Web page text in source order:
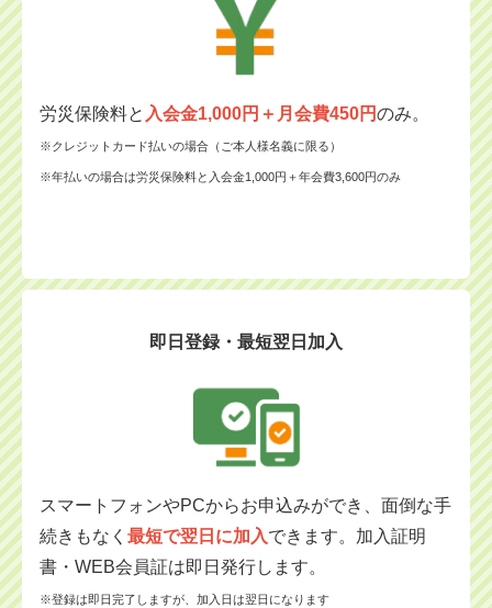
労災保険料と 入会金1,000円＋月会費450円のみ。
※クレジットカード払いの場合（ご本人様名義に限る）
※年払いの場合は労災保険料と入会金1,000円＋年会費3,600円のみ
即日登録・最短翌日加入
スマートフォンやPCからお申込みができ、面倒な手
続きもなく 最短で翌日に加入できます。加入証明
書・WEB会員証は即日発行します。
※登録は即日完了しますが、加入日は翌日になります